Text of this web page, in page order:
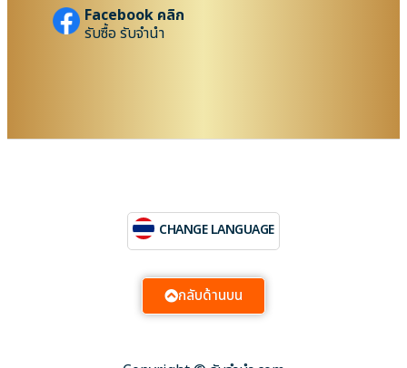
Facebook คลิก
รับซื้อ รับจำนำ
CHANGE LANGUAGE
กลับด้านบน